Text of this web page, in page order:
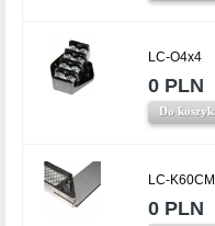
LC-O4x4
0 PLN
Do
LC-K60CM
0 PLN